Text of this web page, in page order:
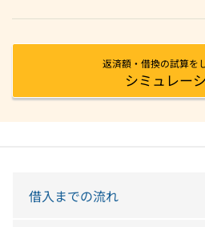
返済額・借換の試算を
シミュレー
借入までの流れ